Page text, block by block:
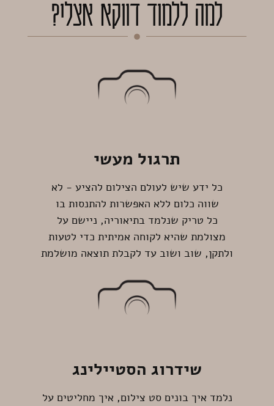
למה ללמוד דווקא אצלי?
תרגול מעשי
כל ידע שיש לעולם הצילום להציע - לא
שווה כלום ללא האפשרות להתנסות בו
כל טריק שנלמד בתיאוריה, ניישם על
מצולמת שהיא לקוחה אמיתית כדי לטעות
ולתקן, שוב ושוב עד לקבלת תוצאה מושלמת
שידרוג הסטיילינג
נלמד איך בונים סט צילום, איך מחליטים על